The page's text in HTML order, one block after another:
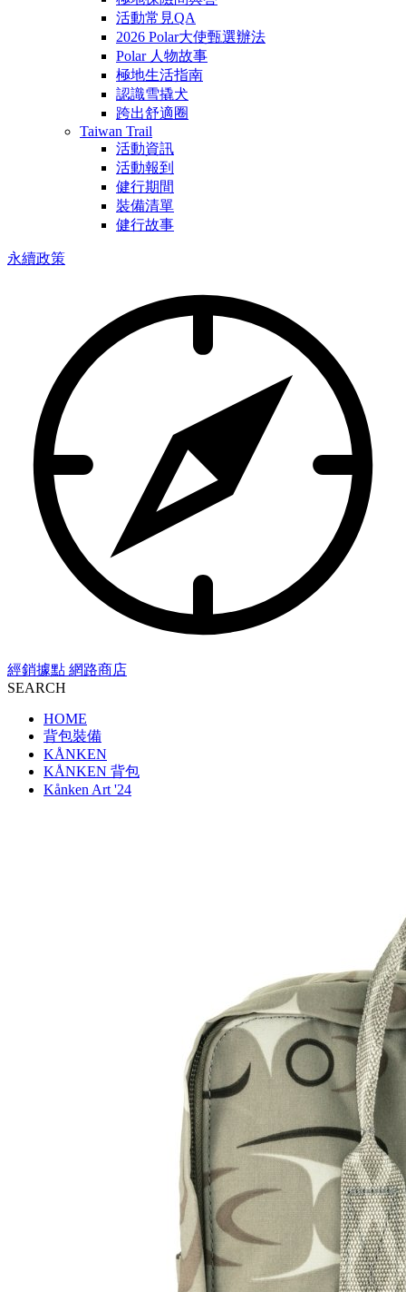
活動常見QA
2026 Polar大使甄選辦法
Polar 人物故事
極地生活指南
認識雪撬犬
跨出舒適圈
Taiwan Trail
活動資訊
活動報到
健行期間
裝備清單
健行故事
永續政策
經銷據點 網路商店
SEARCH
HOME
背包裝備
KÅNKEN
KÅNKEN 背包
Kånken Art '24